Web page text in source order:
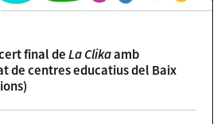
final deLa Clikaamb
de centres educatius del Baix